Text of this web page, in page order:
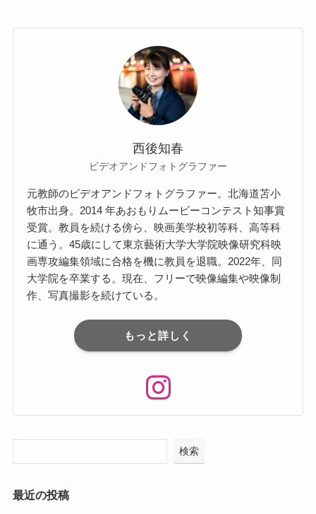
西後知春
ビデオアンドフォトグラファー
元教師のビデオアンドフォトグラファー。北海道苫⼩
牧市出⾝。2014 年あおもりムービーコンテスト知事賞
受賞。教員を続ける傍ら、映画美学校初等科、⾼等科
に通う。45歳にして東京藝術⼤学⼤学院映像研究科映
画専攻編集領域に合格を機に教員を退職。2022年、同
⼤学院を卒業する。現在、フリーで映像編集や映像制
作、写真撮影を続けている。
もっと詳しく
検索
最近の投稿